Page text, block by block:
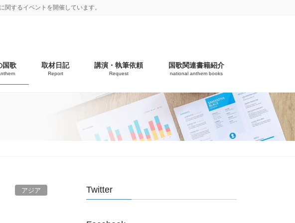
するイベントを開催しています。
国歌 取材日記
Report
講演・執筆依頼
Request
国歌関連書籍紹介
national anthem books
アジア Twitter